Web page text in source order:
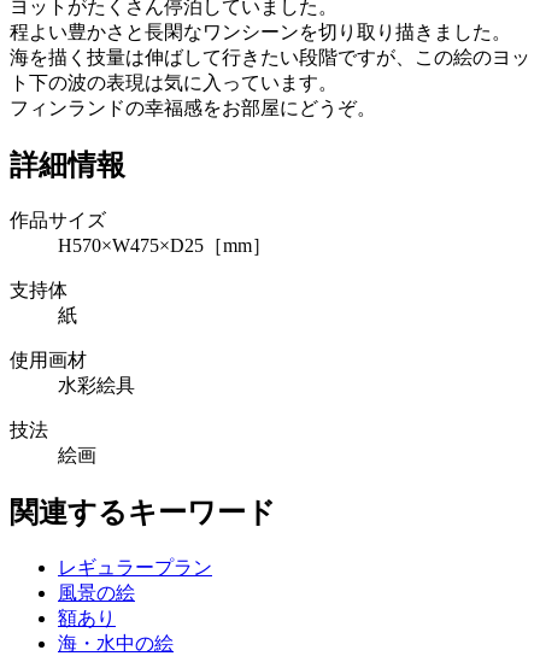
ヨットがたくさん停泊していました。
程よい豊かさと長閑なワンシーンを切り取り描きました。
海を描く技量は伸ばして行きたい段階ですが、この絵のヨッ
ト下の波の表現は気に入っています。
フィンランドの幸福感をお部屋にどうぞ。
詳細情報
作品サイズ
H570×W475×D25［mm］
支持体
紙
使用画材
水彩絵具
技法
絵画
関連するキーワード
レギュラープラン
風景の絵
額あり
海・水中の絵